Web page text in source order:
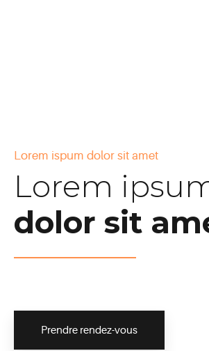
Lorem ispum dolor sit amet
Lorem
dolor sit
Prendre rendez-vous